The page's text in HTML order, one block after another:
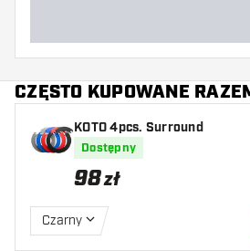
CZĘSTO KUPOWANE
KOTO 4pcs. Surround
Dostępny
98zł
Czarny